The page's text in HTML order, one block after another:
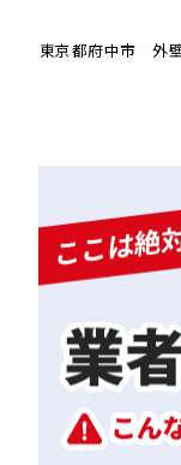
東京都府中市 外